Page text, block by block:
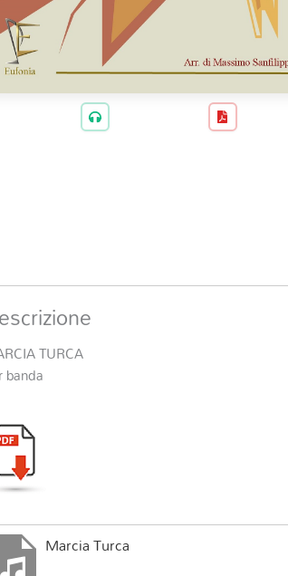
TURCA
banda
Marcia Turca